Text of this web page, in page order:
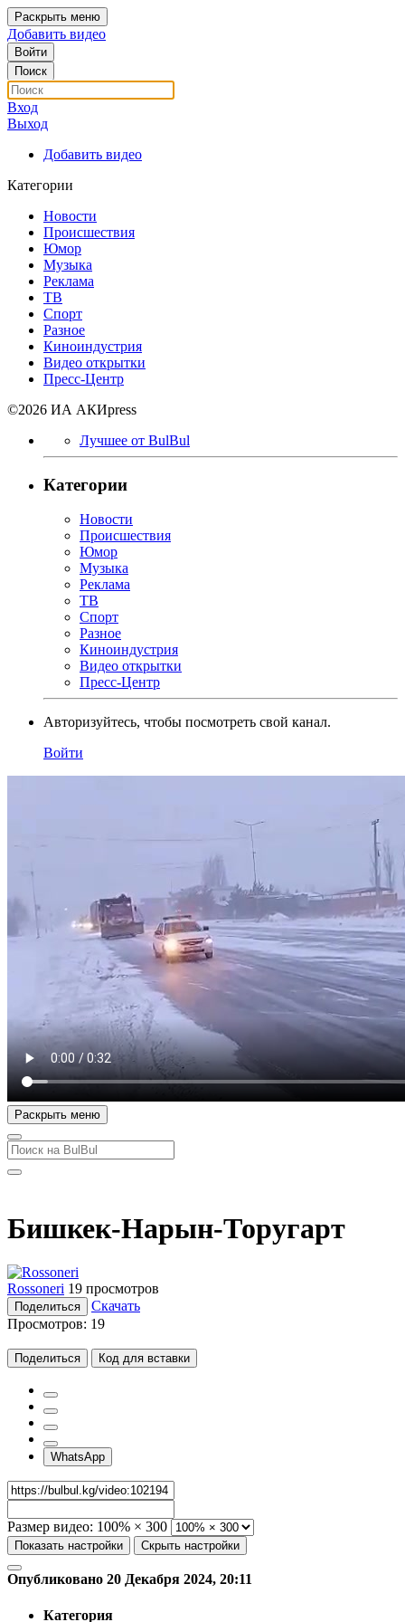
Раскрыть меню
Добавить видео
Войти
Поиск
Вход
Выход
Добавить видео
Категории
Новости
Происшествия
Юмор
Музыка
Реклама
ТВ
Спорт
Разное
Киноиндустрия
Видео открытки
Пресс-Центр
©2026 ИА АКИpress
Лучшее от BulBul
Категории
Новости
Происшествия
Юмор
Музыка
Реклама
ТВ
Спорт
Разное
Киноиндустрия
Видео открытки
Пресс-Центр
Авторизуйтесь, чтобы посмотреть свой канал.
Войти
Раскрыть меню
Бишкек-Нарын-Торугарт
Rossoneri 19 просмотров
Поделиться
Скачать
Просмотров: 19
Поделиться Код для вставки
WhatsApp
Размер видео: 100% × 300
Показать настройки Скрыть настройки
Опубликовано 20 Декабря 2024, 20:11
Категория